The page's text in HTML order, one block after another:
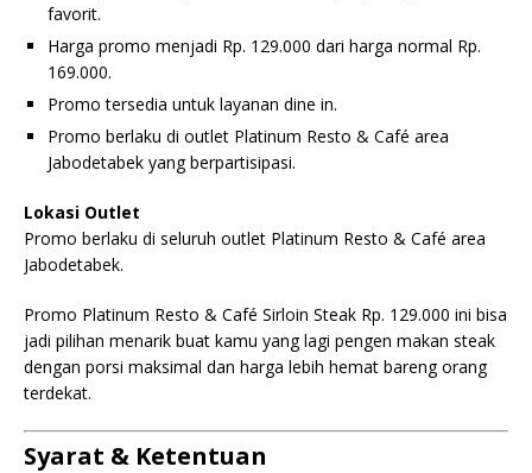
favorit.
Harga promo menjadi Rp. 129.000 dari harga normal Rp.
169.000.
Promo tersedia untuk layanan dine in.
Promo berlaku di outlet Platinum Resto & Café area
Jabodetabek yang berpartisipasi.
Lokasi Outlet
Promo berlaku di seluruh outlet Platinum Resto & Café area
Jabodetabek.
Promo Platinum Resto & Café Sirloin Steak Rp. 129.000 ini bisa
jadi pilihan menarik buat kamu yang lagi pengen makan steak
dengan porsi maksimal dan harga lebih hemat bareng orang
terdekat.
Syarat & Ketentuan